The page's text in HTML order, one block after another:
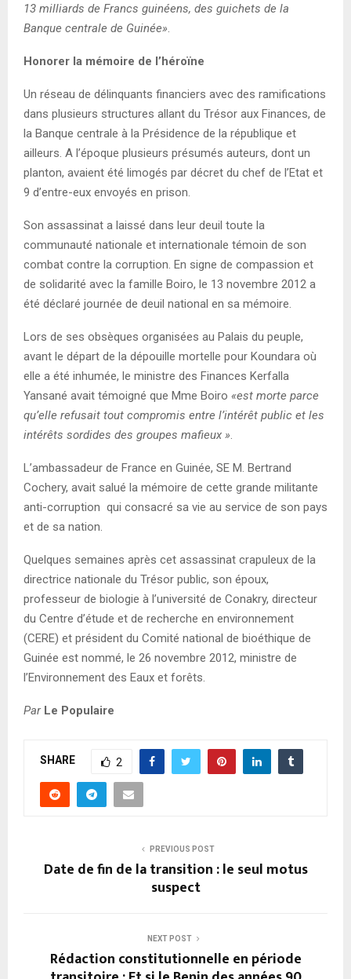
13 milliards de Francs guinéens, des guichets de la
Banque centrale de Guinée»
Honorer la mémoire de l’héroïne
Un réseau de délinquants financiers avec des ramifications
dans plusieurs structures allant du Trésor aux Finances, de
la Banque centrale à la Présidence de la république et
ailleurs. A l’époque plusieurs présumés auteurs, dont un
planton, avaient été limogés par décret du chef de l’Etat et
9 d’entre-eux envoyés en prison.
Son assassinat a laissé dans leur deuil toute la
communauté nationale et internationale témoin de son
combat contre la corruption. En signe de compassion et
de solidarité avec la famille Boiro, le 13 novembre 2012 a
été déclaré journée de deuil national en sa mémoire.
Lors de ses obsèques organisées au Palais du peuple,
avant le départ de la dépouille mortelle pour Koundara où
elle a été inhumée, le ministre des Finances Kerfalla
Yansané avait témoigné que Mme Boiro «est morte parce
qu’elle refusait tout compromis entre l’intérêt public et les
intérêts sordides des groupes mafieux »
L’ambassadeur de France en Guinée, SE M. Bertrand
Cochery, avait salué la mémoire de cette grande militante
anti-corruption qui consacré sa vie au service de son pays
et de sa nation.
Quelques semaines après cet assassinat crapuleux de la
directrice nationale du Trésor public, son époux,
professeur de biologie à l’université de Conakry, directeur
du Centre d’étude et de recherche en environnement
(CERE) et président du Comité national de bioéthique de
Guinée est nommé, le 26 novembre 2012, ministre de
l’Environnement des Eaux et forêts.
Par Le Populaire
SHARE 2
PREVIOUS POST
Date de fin de la transition : le seul motus
suspect
NEXT POST
Rédaction constitutionnelle en période